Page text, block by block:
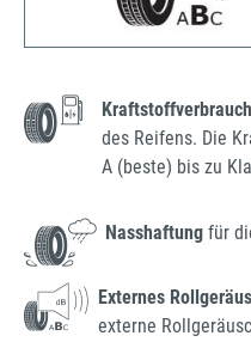
Kraftstoffverbrauch
des Reifens. Die
A (beste) bis zu
Nasshaftung für
Externes
externe